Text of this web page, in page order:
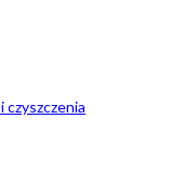
czyszczenia